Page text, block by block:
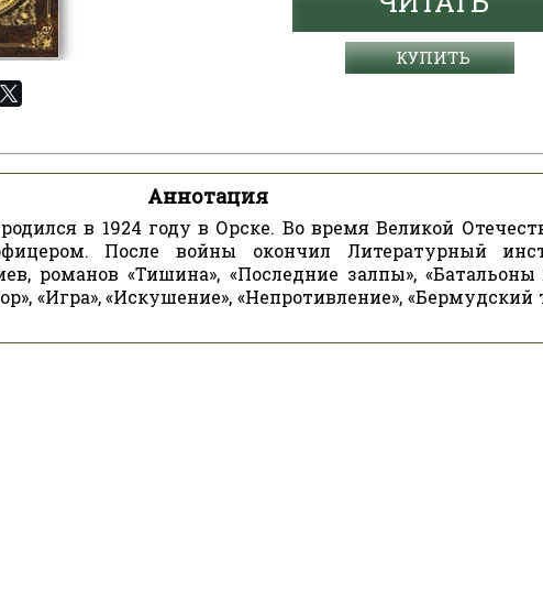
КУПИТЬ
Аннотация
в 1924 году в Орске. Во время Великой
После войны окончил Литературный
романов «Тишина», «Последние залпы», «Батальоны
«Игра», «Искушение», «Непротивление», «Бермудский